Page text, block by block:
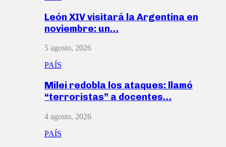
León XIV visitará la Argentina en
noviembre: un…
5 agosto, 2026
PAÍS
Milei redobla los ataques: llamó
“terroristas” a docentes…
4 agosto, 2026
PAÍS